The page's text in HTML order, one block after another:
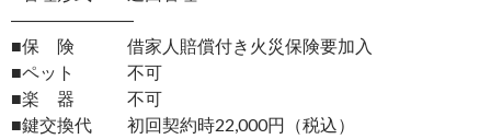
―――――――
■保 険 借家人賠償付き火災保険要加入
■ペット 不可
■楽 器 不可
■鍵交換代 初回契約時22,000円（税込）